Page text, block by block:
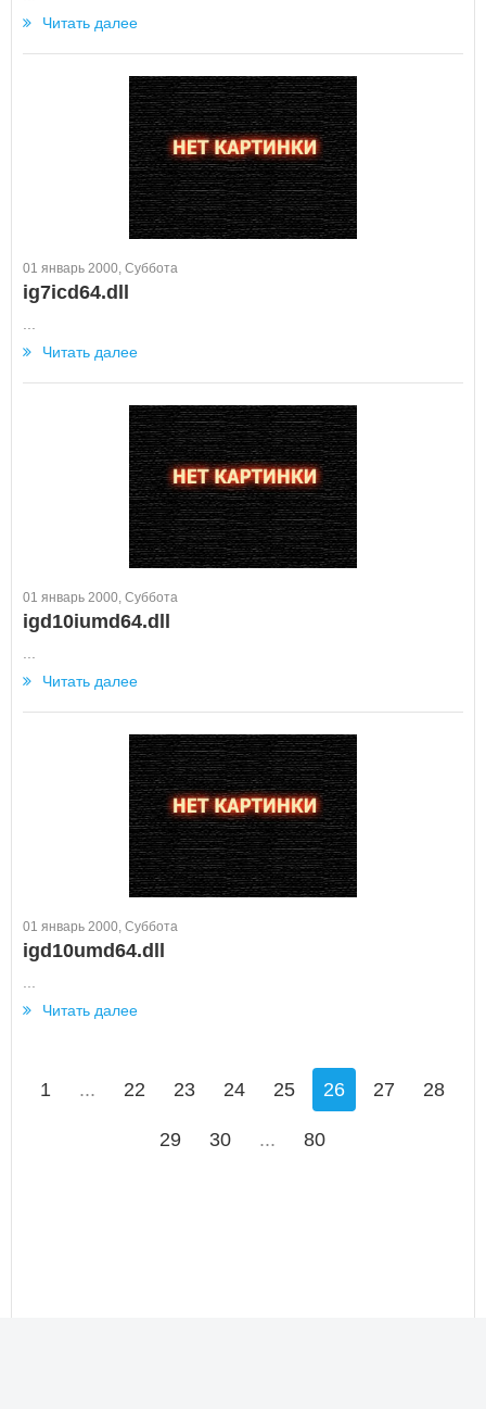
Читать далее
01 январь 2000, Суббота
ig7icd64.dll
Читать далее
01 январь 2000, Суббота
igd10iumd64.dll
Читать далее
01 январь 2000, Суббота
igd10umd64.dll
Читать далее
1 ... 22 23 24 25 26 27 28
29 30 ... 80